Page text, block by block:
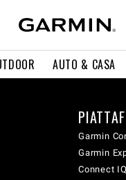
AUTO & CASA
Garmin
Garmin
Connect IQ